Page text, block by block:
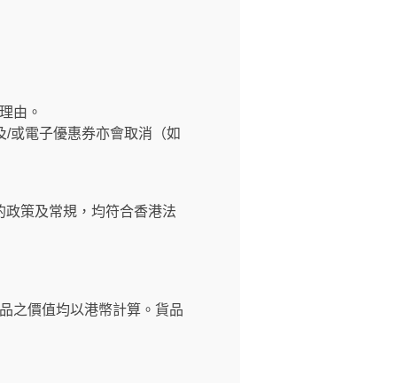
由。
或電子優惠券亦會取消（如
策及常規，均符合香港法
之價值均以港幣計算。貨品